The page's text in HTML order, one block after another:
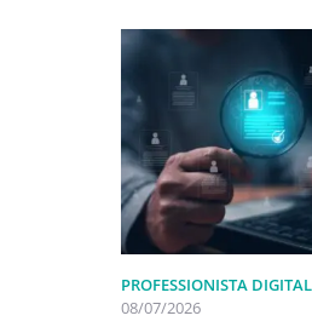
PROFESSIONISTA
08/07/2026